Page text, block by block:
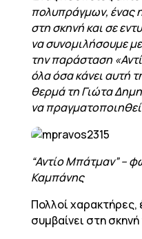
πολυπράγμων, ένας
στη σκηνή και σε
να συνομιλήσουμε
την παράσταση
όλα όσα κάνει αυτή
θερμά τη Γιώτα
να
“Αντίο Μπάτμαν” –
Καμπάνης
Πολλοί χαρακτήρες,
συμβαίνει στη